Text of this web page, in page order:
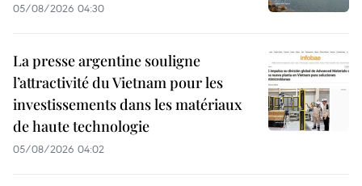
05/08/2026 04:30
La presse argentine souligne
l’attractivité du Vietnam pour les
investissements dans les matériaux
de haute technologie
05/08/2026 04:02